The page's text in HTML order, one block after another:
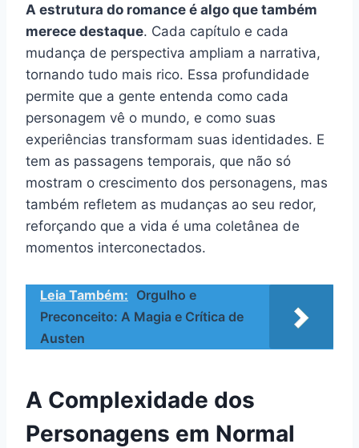
A estrutura do romance é algo que também
merece destaque. Cada capítulo e cada
mudança de perspectiva ampliam a narrativa,
tornando tudo mais rico. Essa profundidade
permite que a gente entenda como cada
personagem vê o mundo, e como suas
experiências transformam suas identidades. E
tem as passagens temporais, que não só
mostram o crescimento dos personagens, mas
também refletem as mudanças ao seu redor,
reforçando que a vida é uma coletânea de
momentos interconectados.
Leia Também: Orgulho e
Preconceito: A Magia e Crítica de
Austen
A Complexidade dos
Personagens em Normal